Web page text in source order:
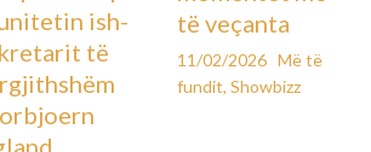
ish-
të
të veçanta
11/02/2026 Më të
fundit,Showbizz